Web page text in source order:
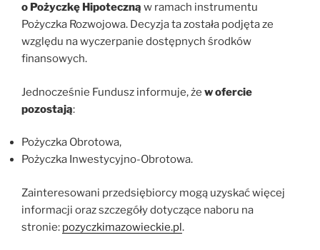
o Pożyczkę Hipoteczną w ramach instrumentu
Pożyczka Rozwojowa. Decyzja ta została podjęta ze
względu na wyczerpanie dostępnych środków
finansowych.
Jednocześnie Fundusz informuje, że w ofercie
pozostają:
Pożyczka Obrotowa,
Pożyczka Inwestycyjno-Obrotowa.
Zainteresowani przedsiębiorcy mogą uzyskać więcej
informacji oraz szczegóły dotyczące naboru na
stronie: pozyczkimazowieckie.pl.